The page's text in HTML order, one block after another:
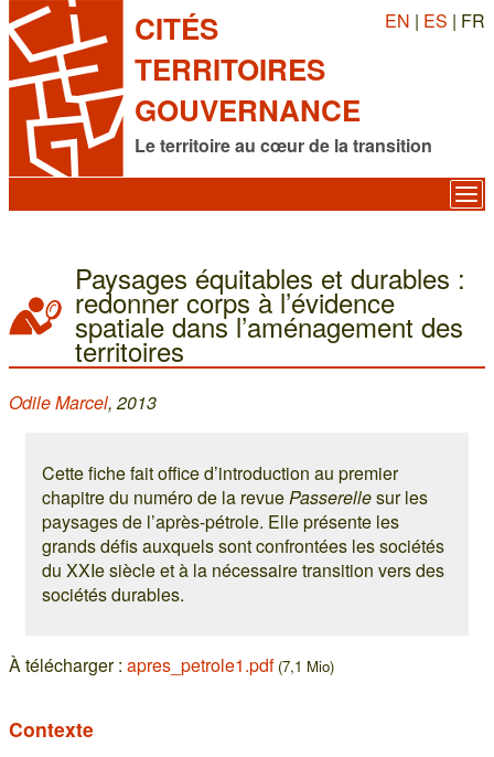
CITÉS
TERRITOIRES
GOUVERNANCE
Le territoire au cœur de la transition
EN | ES | FR
Paysages équitables et durables :
redonner corps à l’évidence
spatiale dans l’aménagement des
territoires
Odile Marcel, 2013
Cette fiche fait office d’introduction au premier
chapitre du numéro de la revuePasserellesur les
paysages de l’après-pétrole. Elle présente les
grands défis auxquels sont confrontées les sociétés
du XXIe siècle et à la nécessaire transition vers des
sociétés durables.
À télécharger : apres_petrole1.pdf (7,1 Mio)
Contexte